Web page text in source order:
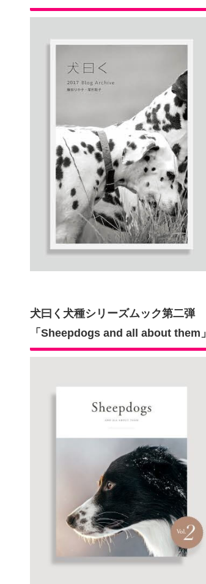
犬曰く犬種シリーズムック第二弾
「Sheepdogs and all about them」